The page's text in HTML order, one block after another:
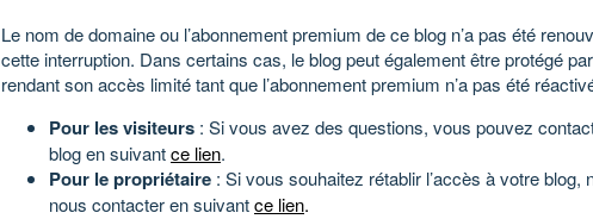
Le nom de domaine ou l’abonnement premium de ce blog n’a pas été
cette interruption. Dans certains cas, le blog peut également être protégé
rendant son accès limité tant que l’abonnement premium n’a pas été
Pour les visiteurs : Si vous avez des questions, vous pouvez
blog en suivantce lien.
Pour le propriétaire : Si vous souhaitez rétablir l’accès à votre blog,
nous contacter en suivantce lien.